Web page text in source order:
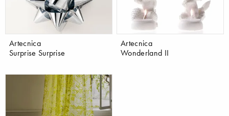
Artecnica
Surprise Surprise
Artecnica
Wonderland II